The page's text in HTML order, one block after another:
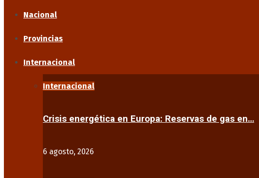
Nacional
Provincias
Internacional
Internacional
Crisis energética en Europa: Reservas de gas en…
6 agosto, 2026